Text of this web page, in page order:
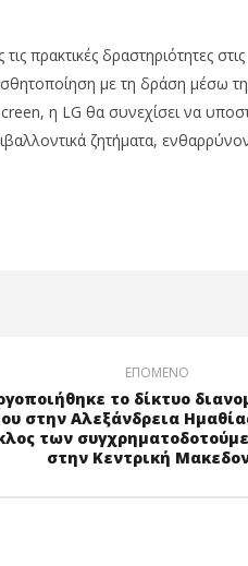
πρακτικές δραστηριότητες στις
με τη δράση μέσω
η LG θα συνεχίσει να
ζητήματα,
ΕΠΌΜΕΝΟ
το δίκτυο
στην Αλεξάνδρεια
των
στην Κεντρική